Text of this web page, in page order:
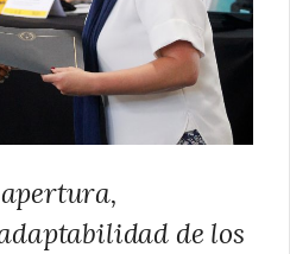
apertura,
de los